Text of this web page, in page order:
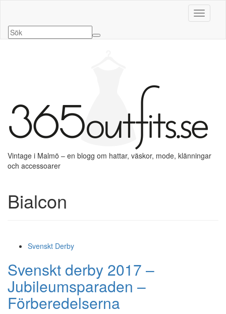
Slå på/
Vintage i Malmö – en blogg om hattar, väskor, mode, klänningar
och accessoarer
Bialcon
Svenskt Derby
Svenskt derby 2017 –
Jubileumsparaden –
Förberedelserna